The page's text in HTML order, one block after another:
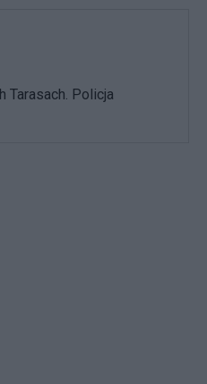
Tarasach. Policja